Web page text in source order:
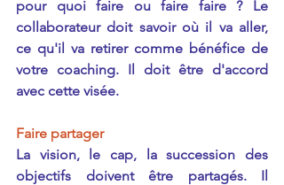
pour quoi faire ou faire faire ? Le
collaborateur doit savoir où il va aller,
ce qu'il va retirer comme bénéfice de
votre coaching. Il doit être d'accord
avec cette visée.
Faire partager
La vision, le cap, la succession des
objectifs doivent être partagés. Il